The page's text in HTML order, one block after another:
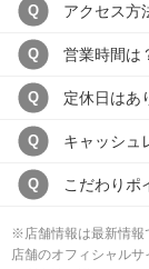
Q アクセス方
Q 営業時間は
Q 定休日はあ
Q キャッシュ
Q こだわりポ
※店舗情報は最新情報
店舗のオフィシャル